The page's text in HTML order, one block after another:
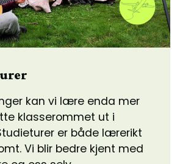
kan vi lære enda mer
klasserommet ut i
er både lærerikt
Vi blir bedre kjent med